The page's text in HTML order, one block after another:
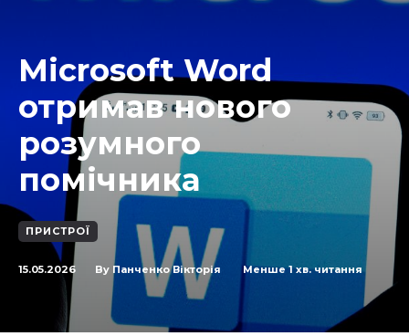
Microsoft Word
отримав нового
розумного
помічника
ПРИСТРОЇ
15.05.2026 By Панченко Вікторія Менше 1хв. читання